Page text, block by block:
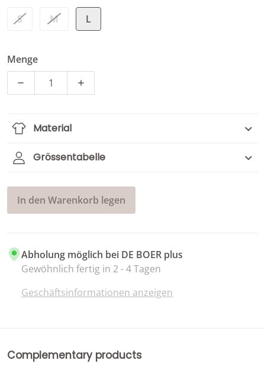
S
M L
Menge
Menge für Tüll-Jupe in Leo-Print verringern
Menge für Tüll-Jupe in Leo-Print erhöhen
Material
Grössentabelle
In den Warenkorb legen
Abholung möglich bei DE BOER plus
Gewöhnlich fertig in 2 - 4 Tagen
Geschäftsinformationen anzeigen
Complementary products